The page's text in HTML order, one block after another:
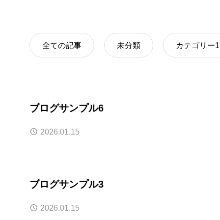
全ての記事 未分類 カテゴリー1
ブログサンプル6
2026.01.15
ブログサンプル3
2026.01.15